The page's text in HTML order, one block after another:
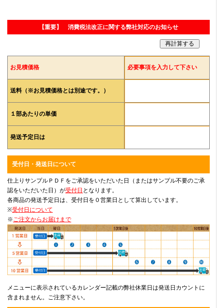
【重要】 消費税法改正に関する弊社対応のお知らせ
お見積価格 必要事項を入力して下さい
送料（※お見積価格とは別途です。）
１部あたりの単価
発送予定日は
受付日・発送日について
仕上りサンプルＰＤＦをご承認をいただいた日（またはサンプル不要のご承
認をいただいた日）が受付日 となります。
各商品の発送予定日は、受付日を０営業日として算出しています。
※受付日について
※ご注文からお届けまで
メニューに表示されているカレンダー記載の弊社休業日は発送日カウントに
含まれません。ご注意下さい。